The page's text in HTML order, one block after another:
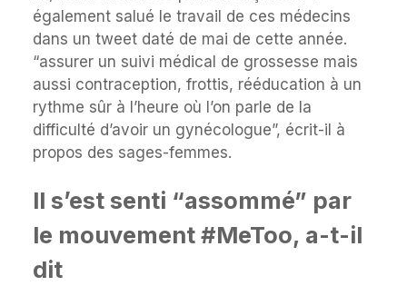
également salué le travail de ces médecins
dans un tweet daté de mai de cette année.
“assurer un suivi médical de grossesse mais
aussi contraception, frottis, rééducation à un
rythme sûr à l’heure où l’on parle de la
difficulté d’avoir un gynécologue”, écrit-il à
propos des sages-femmes.
Il s’est senti “assommé” par
le mouvement #MeToo, a-t-il
dit